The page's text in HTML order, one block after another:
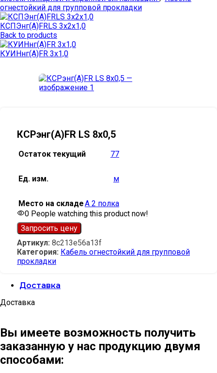
огнестойкий для групповой прокладки
КСПЭнг(А)FRLS 3х2х1,0
Back to products
КУИНнг(А)FR 3х1,0
КСРэнг(А)FR LS 8х0,5
Остаток текущий 77
Ед. изм. м
Место на складеА 2 полка
0 People watching this product now!
Запросить цену
Артикул: 8c213e56a13f
Категория: Кабель огнестойкий для групповой
прокладки
Доставка
Доставка
Вы имеете возможность получить
заказанную у нас продукцию двумя
способами: